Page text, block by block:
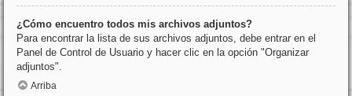
¿Cómo encuentro todos mis archivos adjuntos?
Para encontrar la lista de sus archivos adjuntos, debe entrar en el
Panel de Control de Usuario y hacer clic en la opción "Organizar
adjuntos".
Arriba